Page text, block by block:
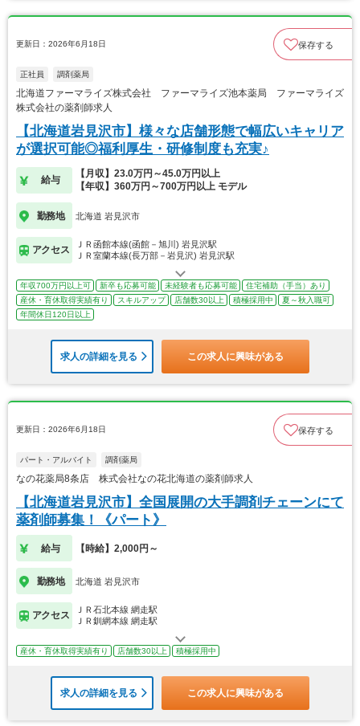
更新日：2026年6月18日 保存する
正社員 調剤薬局
北海道ファーマライズ株式会社 ファーマライズ池本薬局 ファーマライズ
株式会社の薬剤師求人
【北海道岩見沢市】様々な店舗形態で幅広いキャリア
が選択可能◎福利厚生・研修制度も充実♪
給与
【月収】23.0万円～45.0万円以上
【年収】360万円～700万円以上 モデル
勤務地 北海道 岩見沢市
アクセス
ＪＲ函館本線(函館－旭川) 岩見沢駅
ＪＲ室蘭本線(長万部－岩見沢) 岩見沢駅
年収700万円以上可 新卒も応募可能 未経験者も応募可能
住宅補助（手当）あり
産休・育休取得実績有り
スキルアップ 店舗数30以上 積極採用中
夏～秋入職可
年間休日120日以上
求人の詳細を見る この求人に興味がある
更新日：2026年6月18日 保存する
パート・アルバイト 調剤薬局
なの花薬局8条店 株式会社なの花北海道の薬剤師求人
【北海道岩見沢市】全国展開の大手調剤チェーンにて
薬剤師募集！《パート》
給与 【時給】2,000円～
勤務地 北海道 岩見沢市
アクセス
ＪＲ石北本線 網走駅
ＪＲ釧網本線 網走駅
産休・育休取得実績有り 店舗数30以上 積極採用中
求人の詳細を見る この求人に興味がある